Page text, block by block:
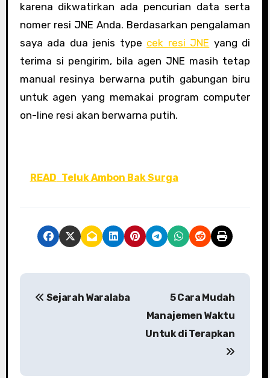
karena dikwatirkan ada pencurian data serta
nomer resi JNE Anda. Berdasarkan pengalaman
saya ada dua jenis type cek resi JNE yang di
terima si pengirim, bila agen JNE masih tetap
manual resinya berwarna putih gabungan biru
untuk agen yang memakai program computer
on-line resi akan berwarna putih.
READ Teluk Ambon Bak Surga
P
Sejarah Waralaba
5 Cara Mudah
Manajemen Waktu
Untuk di Terapkan